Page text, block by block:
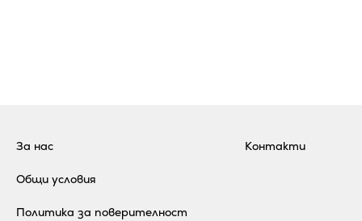
За нас
Общи условия
Политика за поверителност
Контакти